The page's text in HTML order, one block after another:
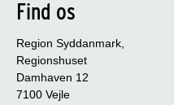
Find os
Region Syddanmark,
Regionshuset
Damhaven 12
7100 Vejle